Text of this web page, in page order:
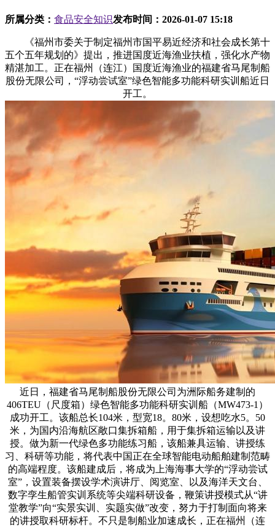
所属分类： 食品安全知识发布时间： 2026-01-07 15:18
《福州市委关于制定福州市国平易近经济和社会成长第十
五个五年规划的》提出，推进国度近海渔业扶植，强化水产物
精湛加工。正在福州（连江）国度近海渔业的福建省马尾制船
股份无限公司，“浮动尝试室”绿色智能多功能科研实训船近日
开工。
近日，福建省马尾制船股份无限公司为洲际船务建制的
406TEU（尺度箱）绿色智能多功能科研实训船（MW473-1）
成功开工。该船总长104米，型宽18。80米，设想吃水5。50
米，为国内沿海航区敞口集拆箱船，用于集拆箱运输以及讲
授。做为新一代绿色多功能练习船，该船兼具运输、讲授练
习、科研等功能，将代表中国正在全球智能电动船舶建制范畴
的高端程度。该船建成后，将成为上海海事大学的“浮动尝试
室”，设置装备摆设学术演讲厅、阅览室、以及海洋天文台、
数字孪生船管实训系统等尖端科研设备，鞭策讲授模式从“讲
堂教学”向“实景实训、实题实做”改变，努力于打制面向将来
的讲授取科研标杆。不只是制船业加速成长，正在福州（连